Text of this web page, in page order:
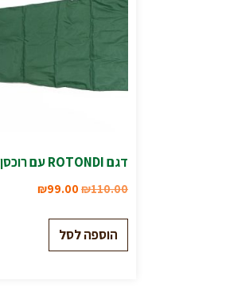
דגם ROTONDI עם רוכסן
₪110.00
₪99.00
הוספה לסל